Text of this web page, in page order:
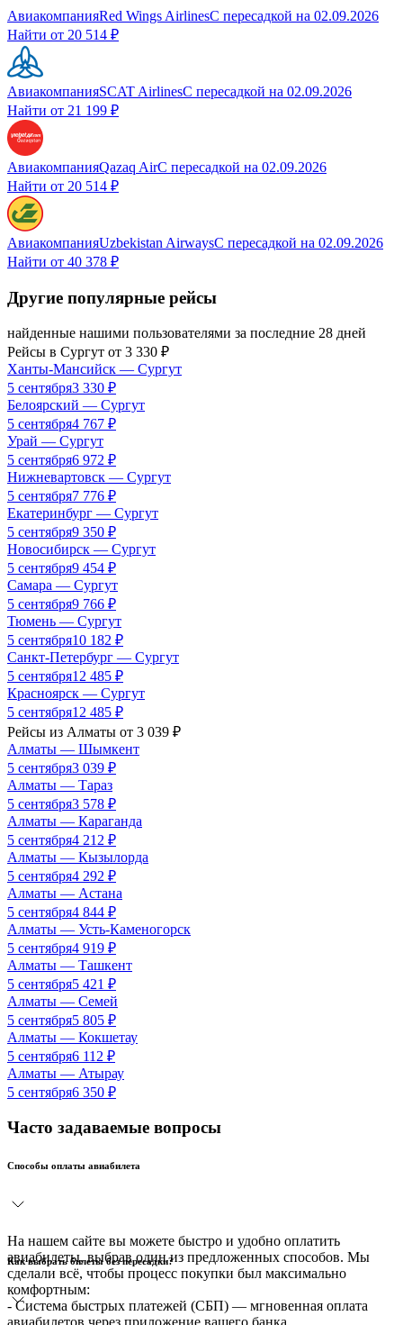
АвиакомпанияRed Wings AirlinesС пересадкой на 02.09.2026
Найти от 20 514 ₽
АвиакомпанияSCAT AirlinesС пересадкой на 02.09.2026
Найти от 21 199 ₽
АвиакомпанияQazaq AirС пересадкой на 02.09.2026
Найти от 20 514 ₽
АвиакомпанияUzbekistan AirwaysС пересадкой на 02.09.2026
Найти от 40 378 ₽
Другие популярные рейсы
найденные нашими пользователями за последние 28 дней
Рейсы в Сургут от 3 330 ₽
Ханты-Мансийск — Сургут
5 сентября3 330 ₽
Белоярский — Сургут
5 сентября4 767 ₽
Урай — Сургут
5 сентября6 972 ₽
Нижневартовск — Сургут
5 сентября7 776 ₽
Екатеринбург — Сургут
5 сентября9 350 ₽
Новосибирск — Сургут
5 сентября9 454 ₽
Самара — Сургут
5 сентября9 766 ₽
Тюмень — Сургут
5 сентября10 182 ₽
Санкт-Петербург — Сургут
5 сентября12 485 ₽
Красноярск — Сургут
5 сентября12 485 ₽
Рейсы из Алматы от 3 039 ₽
Алматы — Шымкент
5 сентября3 039 ₽
Алматы — Тараз
5 сентября3 578 ₽
Алматы — Караганда
5 сентября4 212 ₽
Алматы — Кызылорда
5 сентября4 292 ₽
Алматы — Астана
5 сентября4 844 ₽
Алматы — Усть-Каменогорск
5 сентября4 919 ₽
Алматы — Ташкент
5 сентября5 421 ₽
Алматы — Семей
5 сентября5 805 ₽
Алматы — Кокшетау
5 сентября6 112 ₽
Алматы — Атырау
5 сентября6 350 ₽
Часто задаваемые вопросы
Способы оплаты авиабилета
На нашем сайте вы можете быстро и удобно оплатить
авиабилеты, выбрав один из предложенных способов. Мы
сделали всё, чтобы процесс покупки был максимально
комфортным:
- Система быстрых платежей (СБП) — мгновенная оплата
Как выбрать билеты без пересадки?